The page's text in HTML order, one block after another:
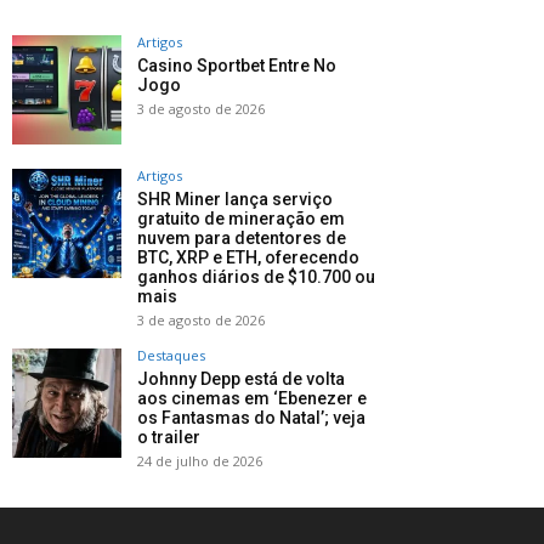
Artigos
Casino Sportbet Entre No
Jogo
3 de agosto de 2026
Artigos
SHR Miner lança serviço
gratuito de mineração em
nuvem para detentores de
BTC, XRP e ETH, oferecendo
ganhos diários de $10.700 ou
mais
3 de agosto de 2026
Destaques
Johnny Depp está de volta
aos cinemas em ‘Ebenezer e
os Fantasmas do Natal’; veja
o trailer
24 de julho de 2026